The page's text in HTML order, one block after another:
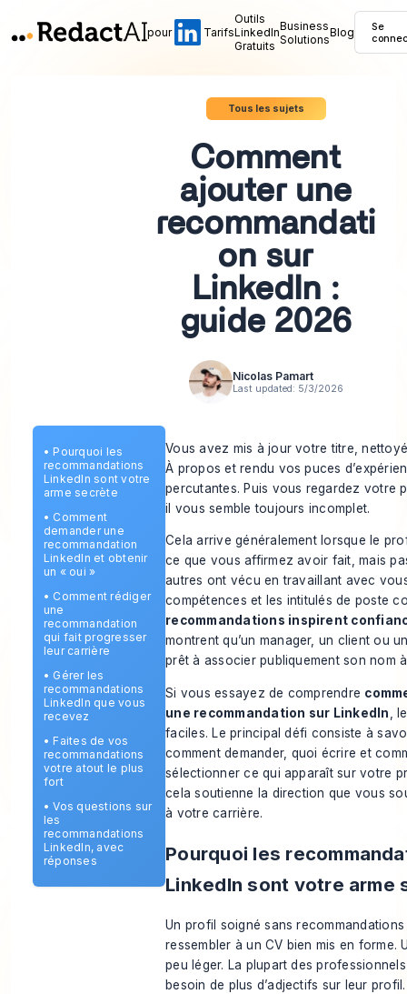
pour Tarifs
Outils
LinkedIn
Gratuits
Business
SolutionsBlog
Se
Tous les sujets
Comment
ajouter une
recommandati
on sur
LinkedIn :
guide 2026
Nicolas Pamart
Last updated: 5/3/2026
• Pourquoi les
recommandations
LinkedIn sont votre
arme secrète
• Comment
demander une
recommandation
LinkedIn et obtenir
un « oui »
• Comment rédiger
une
recommandation
qui fait progresser
leur carrière
• Gérer les
recommandations
LinkedIn que vous
recevez
• Faites de vos
recommandations
votre atout le plus
fort
•Vos questions sur
les
recommandations
LinkedIn, avec
réponses
Vous avez mis à jour votre titre,
À propos et rendu vos puces
percutantes. Puis vous regardez votre
il vous semble toujours incomplet.
Cela arrive généralement lorsque le
ce que vous affirmez avoir fait, mais
autres ont vécu en travaillant avec
compétences et les intitulés de poste
recommandations inspirent
montrent qu’un manager, un client ou
prêt à associer publiquement son nom
Si vous essayez de comprendre
une recommandation sur LinkedIn
,
faciles. Le principal défi consiste à
comment demander, quoi écrire et
sélectionner ce qui apparaît sur votre
cela soutienne la direction que vous
à votre carrière.
Pourquoi les
LinkedIn sont votre arme
Un profil soigné sans
ressembler à un CV bien mis en forme.
peu léger. La plupart des professionnels
besoin de plus d’adjectifs sur leur